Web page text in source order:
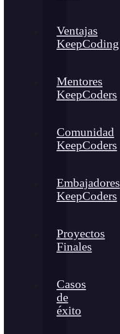
Ventajas
KeepCoding
Mentores
KeepCoders
Comunidad
KeepCoders
Embajadores
KeepCoders
Proyectos
Finales
Casos
de
éxito